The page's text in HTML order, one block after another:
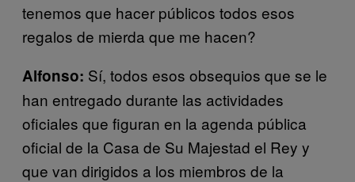
tenemos que hacer públicos todos esos
regalos de mierda que me hacen?
Alfonso: Sí, todos esos obsequios que se le
han entregado durante las actividades
oficiales que figuran en la agenda pública
oficial de la Casa de Su Majestad el Rey y
que van dirigidos a los miembros de la